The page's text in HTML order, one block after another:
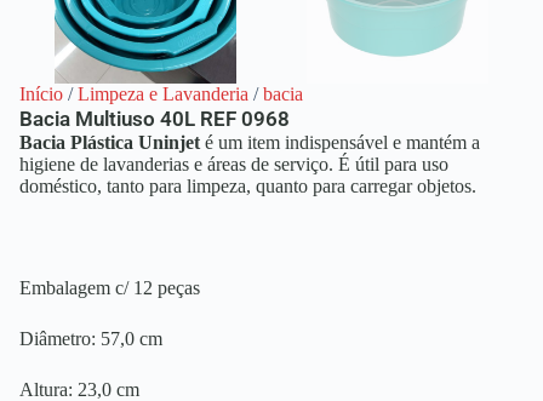
Início /Limpeza e Lavanderia /bacia
Bacia Multiuso 40L REF 0968
Bacia Plástica Uninjet é um item indispensável e mantém a
higiene de lavanderias e áreas de serviço. É útil para uso
doméstico, tanto para limpeza, quanto para carregar objetos.
Embalagem c/ 12 peças
Diâmetro: 57,0 cm
Altura: 23,0 cm